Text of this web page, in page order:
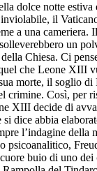
dolce notte estiva
il
a una cameriera.
un
Chiesa. Ci
che Leone XIII
morte, il soglio di
crimine. Così, per
XIII decide di
dice abbia
l’indagine della
psicoanalitico,
buio di uno dei